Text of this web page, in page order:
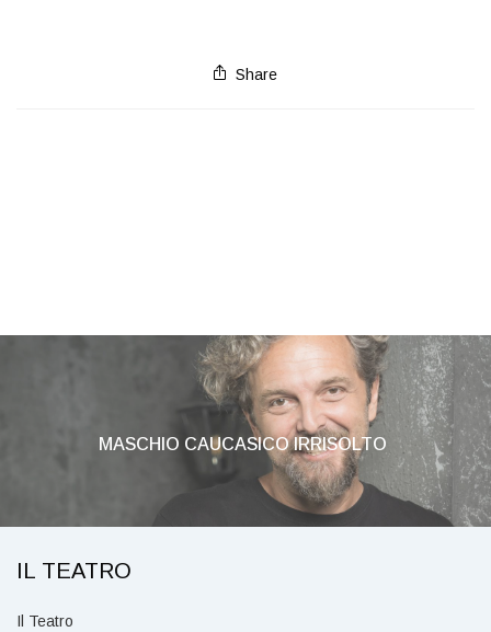
Share
MASCHIO CAUCASICO IRRISOLTO
IL TEATRO
Il Teatro